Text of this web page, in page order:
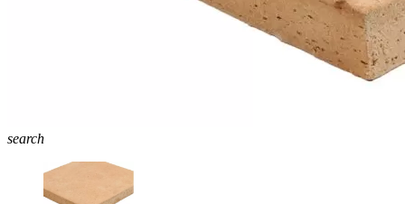
search